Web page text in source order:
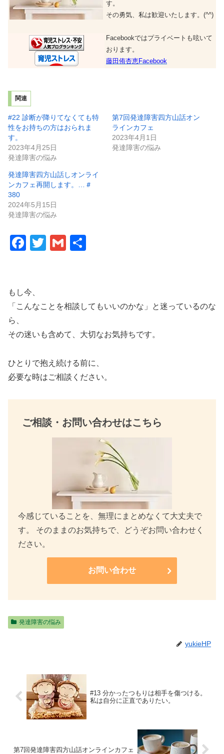
す。
その勇気、私は歓迎いたします。(^^)
Facebookではプライベートも呟いて
おります。
藤田侑杏恵Facebook
関連
#22 診断が降りてなくても特
性をお持ちの方はおられま
す。
2023年4月25日
発達障害の悩み
第7回発達障害四方山話オン
ラインカフェ
2023年4月1日
発達障害の悩み
発達障害四方山話しオンライ
ンカフェ再開します。…＃
380
2024年5月15日
発達障害の悩み
F
e
b
o
k
T
G
もし今、
「こんなことを相談してもいいのかな」と迷っているのな
ら、
その迷いも含めて、大切なお気持ちです。
ひとりで抱え続ける前に、
必要な時はご相談ください。
ご相談・お問い合わせはこちら
今感じていることを、無理にまとめなくて大丈夫で
す。 そのままのお気持ちで、どうぞお問い合わせく
ださい。
お問い合わせ
発達障害の悩み
yukieHP
#13 分かったつもりは相手を傷つける。
私は自分に正直でありたい。
第7回発達障害四方山話オンラインカフェ